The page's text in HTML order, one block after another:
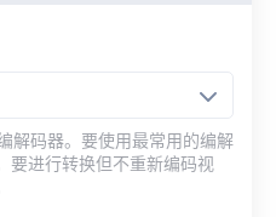
解码器。要使用最常用的编解
要进行转换但不重新编码视